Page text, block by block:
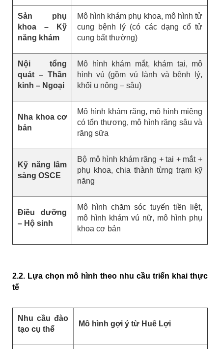
Sản phụ
khoa – Kỹ
năng khám
Mô hình khám phụ khoa, mô hình tử
cung bệnh lý (có các dạng cổ tử
cung bất thường)
Nội tổng
quát – Thần
kinh – Ngoại
Mô hình khám mắt, khám tai, mô
hình vú (gồm vú lành và bệnh lý,
khối u nông – sâu)
Nha khoa cơ
bản
Mô hình khám răng, mô hình miệng
có tổn thương, mô hình răng sâu và
răng sữa
Kỹ năng lâm
sàng OSCE
Bộ mô hình khám răng + tai + mắt +
phụ khoa, chia thành từng trạm kỹ
năng
Điều dưỡng
– Hộ sinh
Mô hình chăm sóc tuyến tiền liệt,
mô hình khám vú nữ, mô hình phụ
khoa cơ bản
2.2. Lựa chọn mô hình theo nhu cầu triển khai thực
tế
Nhu cầu đào
tạo cụ thể
Mô hình gợi ý từ Huê Lợi